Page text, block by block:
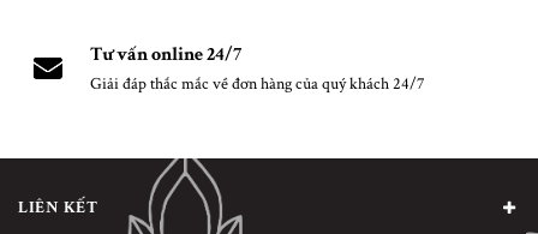
Tư vấn online 24/7
Giải đáp thắc mắc về đơn hàng của quý khách 24/7
LIÊN KẾT